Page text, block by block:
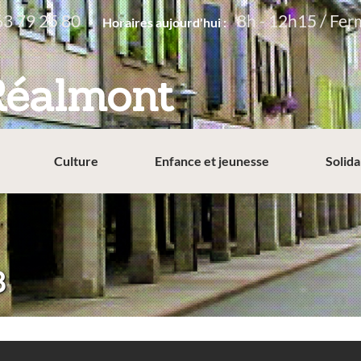
79 25 80 Horaires aujourd'hui : 8h - 12h15 /
Culture Enfance et jeunesse